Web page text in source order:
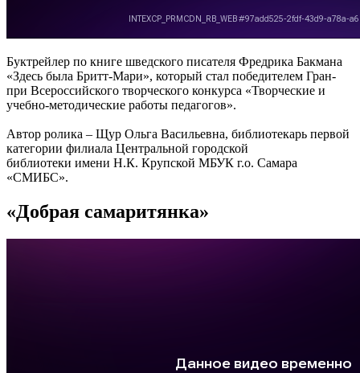
Буктрейлер по книге шведского писателя Фредрика Бакмана
«Здесь была Бритт-Мари», который стал победителем Гран-
при Всероссийского творческого конкурса «Творческие и
учебно-методические работы педагогов».
Автор ролика – Щур Ольга Васильевна, библиотекарь первой
категории филиала Центральной городской
библиотеки имени Н.К. Крупской МБУК г.о. Самара
«СМИБС».
«Добрая самаритянка»